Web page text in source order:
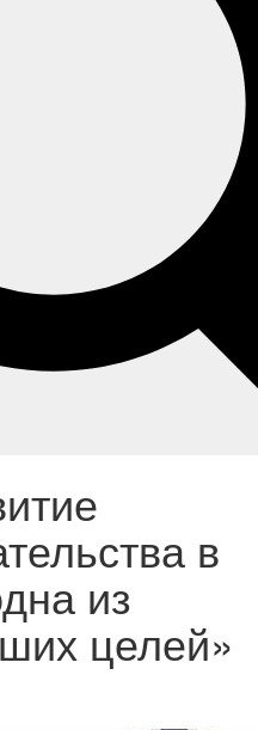
в
из
целей»